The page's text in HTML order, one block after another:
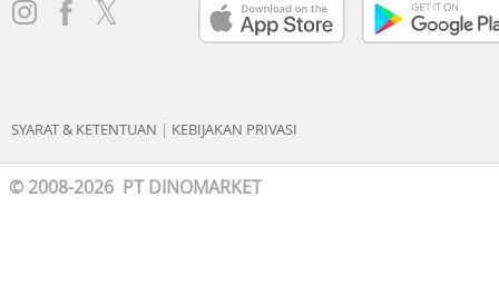
SYARAT & KETENTUAN | KEBIJAKAN PRIVASI
© 2008-2026 PT DINOMARKET